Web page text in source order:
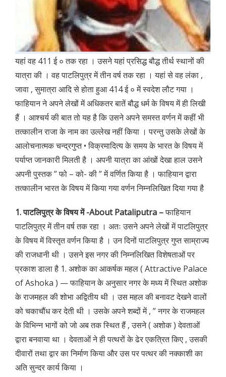
यहां वह 411 ई ० तक रहा । उसने यहां प्रसिद्ध बौद्ध तीर्थ स्थानों की
यात्रा की । वह पाटलिपुत्र में तीन वर्ष तक रहा । यहां से वह लंका ,
जावा , सुमात्रा आदि से होता हुआ 414 ई ० में स्वदेश लौट गया ।
फाहियान ने अपने लेखों में अधिकतर बातें बौद्ध धर्म के विषय में ही लिखी
हैं । आश्चर्य की बात तो यह है कि उसने अपने समस्त वर्णन में कहीं भी
तत्कालीन राजा के नाम का उल्लेख नहीं किया । परन्तु उसके लेखों के
आलोचनात्मक चन्द्रगुप्त • विक्रमादित्य के समय के भारत के विषय में
पर्याप्त जानकारी मिलती है । अपनी यात्रा का आंखों देखा हाल उसने
अपनी पुस्तक ” फो – को- की ” में वर्णित किया है । फाहियान द्वारा
तत्कालीन भारत के विषय में किया गया वर्णन निम्नलिखित दिया गया है
1. पाटलिपुत्र के विषय में -About Pataliputra –फाहियान
पाटलिपुत्र में तीन वर्ष तक रहा । अतः उसने अपने लेखों में पाटलिपुत्र
के विषय में विस्तृत वर्णन किया है । उन दिनों पाटलिपुत्र गुप्त साम्राज्य
की राजधानी थी । उसने इस नगर की निम्नलिखित विशेषताओं पर
प्रकाश डाला है 1. अशोक का आकर्षक महल ( Attractive Palace
of Ashoka ) — फाहियान के अनुसार नगर के मध्य में स्थित अशोक
के राजमहल की शोभा अद्वितीय थी । उस महल की बनावट देखने वालों
को चकाचौंध कर देती थी । उसके अपने शब्दों में , ” नगर के राजमहल
के विभिन्न भागों को जो अब तक स्थित हैं , उसने ( अशोक ) देवताओं
द्वारा बनवाया था । देवताओं ने ही पत्थरों के ढेर एकत्रित किए , उसकी
दीवारों तथा द्वार का निर्माण किया और उस पर पत्थर की नक्काशी का
अति सुन्दर कार्य किया ।